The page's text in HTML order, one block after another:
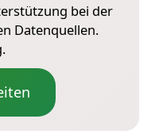
bei der
Datenquellen.